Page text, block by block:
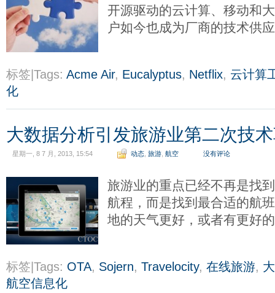
开源驱动的云计算、移动和
户如今也成为厂商的技术供
标签|Tags: Acme Air, Eucalyptus, Netflix, 云计算
化
大数据分析引发旅游业第二次技
星期一, 8 7 月, 2013, 15:54 动态 旅游 航空 没有评论
旅游业的重点已经不再是找
航程，而是找到最合适的航
地的天气更好，或者有更好
标签|Tags: OTA, Sojern, Travelocity, 在线旅游,
航空信息化